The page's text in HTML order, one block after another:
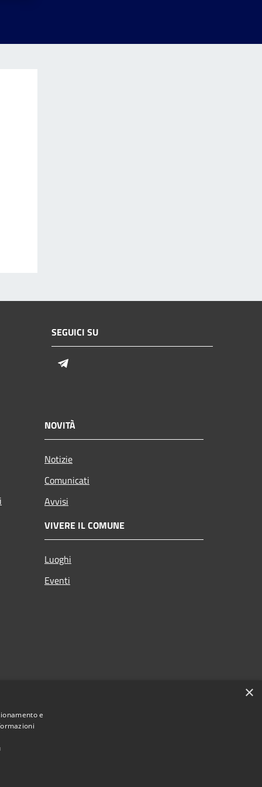
SEGUICI SU
NOVITÀ
Notizie
Comunicati
Avvisi
VIVERE IL COMUNE
Luoghi
Eventi
×
e